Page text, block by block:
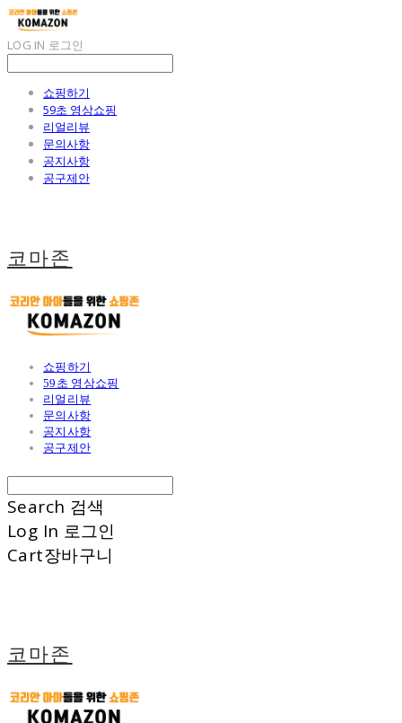
LOG IN 로그인
쇼핑하기
59초 영상쇼핑
리얼리뷰
문의사항
공지사항
공구제안
코마존
쇼핑하기
59초 영상쇼핑
리얼리뷰
문의사항
공지사항
공구제안
Search 검색
Log In 로그인
Cart장바구니
코마존